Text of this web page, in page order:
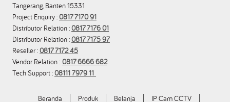
Tangerang, Banten 15331
Project Enquiry :0817 7170 91
Distributor Relation :0817 7176 01
Distributor Relation :0817 7175 97
Reseller :0817 7172 45
Vendor Relation : 0817 6666 682
Tech Support :08111 7979 11
Beranda Produk Belanja IP Cam CCTV